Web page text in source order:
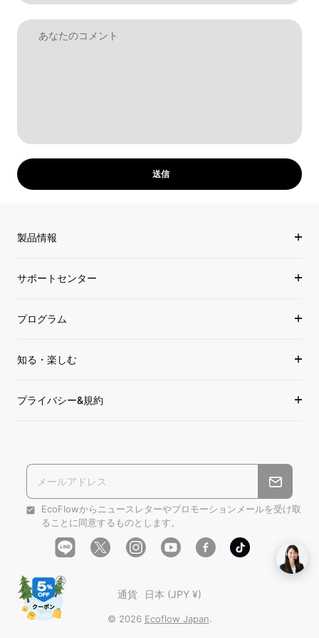
製品情報
サポートセンター
プログラム
知る・楽しむ
プライバシー&規約
EcoFlowからニュースレターやプロモーションメールを受け取
ることに同意するものとします。
© 2026 Ecoflow Japan.
通貨 日本 (JPY ¥)